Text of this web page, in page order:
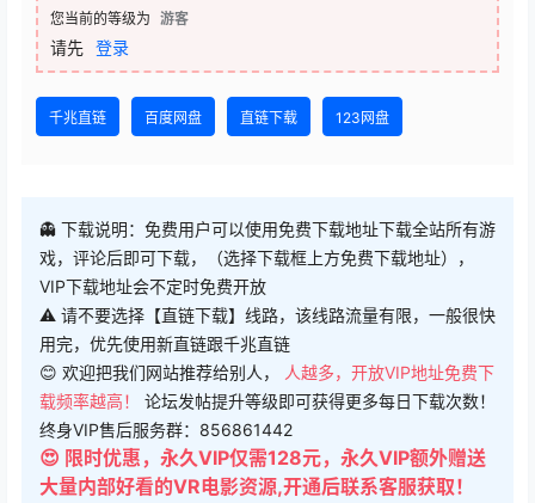
您当前的等级为 游客
请先 登录
千兆直链 百度网盘 直链下载 123网盘
👻 下载说明：免费用户可以使用免费下载地址下载全站所有游
戏，评论后即可下载，（选择下载框上方免费下载地址），
VIP下载地址会不定时免费开放
⚠ 请不要选择【直链下载】线路，该线路流量有限，一般很快
用完，优先使用新直链跟千兆直链
😊 欢迎把我们网站推荐给别人，
人越多，开放VIP地址免费下
载频率越高！ 论坛发帖提升等级即可获得更多每日下载次数！
终身VIP售后服务群：856861442
😍 限时优惠，永久VIP仅需128元，永久VIP额外赠送
大量内部好看的VR电影资源,开通后联系客服获取！